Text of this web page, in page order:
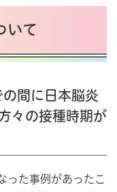
いて
間に日本脳炎
々の接種時期が
った事例があったこ